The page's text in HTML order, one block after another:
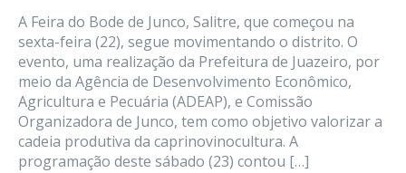
A Feira do Bode de Junco, Salitre, que começou na
sexta-feira (22), segue movimentando o distrito. O
evento, uma realização da Prefeitura de Juazeiro, por
meio da Agência de Desenvolvimento Econômico,
Agricultura e Pecuária (ADEAP), e Comissão
Organizadora de Junco, tem como objetivo valorizar a
cadeia produtiva da caprinovinocultura. A
programação deste sábado (23) contou […]